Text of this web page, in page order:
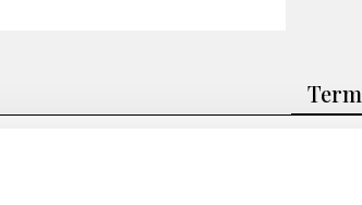
utcák pedig a munkád. Az emberek nem
A szabályokat is csak azért hozzák,